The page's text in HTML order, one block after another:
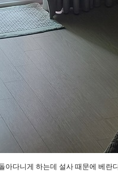
아다니게 하는데 설사 때문에 베란